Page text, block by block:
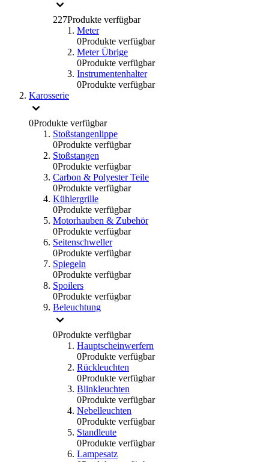
227Produkte verfügbar
Meter
0Produkte verfügbar
Meter Übrige
0Produkte verfügbar
Instrumentenhalter
0Produkte verfügbar
Karosserie
0Produkte verfügbar
Stoßstangenlippe
0Produkte verfügbar
Stoßstangen
0Produkte verfügbar
Carbon & Polyester Teile
0Produkte verfügbar
Kühlergrille
0Produkte verfügbar
Motorhauben & Zubehör
0Produkte verfügbar
Seitenschweller
0Produkte verfügbar
Spiegeln
0Produkte verfügbar
Spoilers
0Produkte verfügbar
Beleuchtung
0Produkte verfügbar
Hauptscheinwerfern
0Produkte verfügbar
Rückleuchten
0Produkte verfügbar
Blinkleuchten
0Produkte verfügbar
Nebelleuchten
0Produkte verfügbar
Standleute
0Produkte verfügbar
Lampesatz